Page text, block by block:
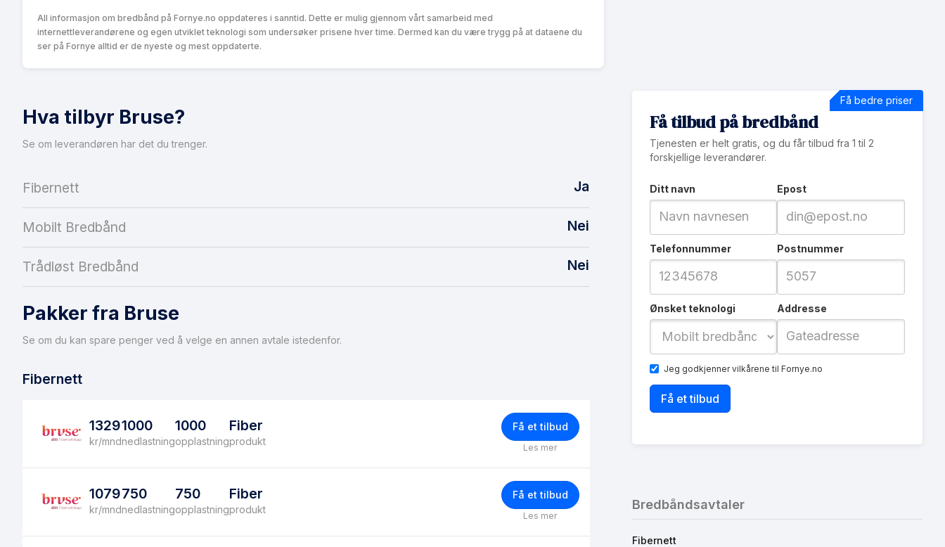
All informasjon om bredbånd på Fornye.no oppdateres i sanntid. Dette er mulig gjennom vårt samarbeid med
internettleverandørene og egen utviklet teknologi som undersøker prisene hver time. Dermed kan du være trygg på at dataene du
ser på Fornye alltid er de nyeste og mest oppdaterte.
Hva tilbyr Bruse?
Se om leverandøren har det du trenger.
Fibernett Ja
Mobilt Bredbånd Nei
Trådløst Bredbånd Nei
Pakker fra Bruse
Se om du kan spare penger ved å velge en annen avtale istedenfor.
Fibernett
1329
kr/mnd
1000
nedlastning
1000
opplastning
Fiber
produkt
Få et tilbud
Les mer
1079
kr/mnd
750
nedlastning
750
opplastning
Fiber
produkt
Få et tilbud
Les mer
Få tilbud på bredbånd
Tjenesten er helt gratis, og du får tilbud fra 1 til 2
forskjellige leverandører.
Ditt navn Epost
Telefonnummer Postnummer
Ønsket teknologi Addresse
Jeg godkjennervilkårene til Fornye.no
Få bedre priser
Bredbåndsavtaler
Fibernett